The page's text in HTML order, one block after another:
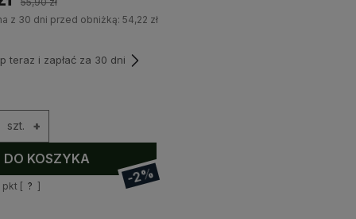
z 30 dni przed obniżką: 54,22 zł
teraz i zapłać za 30 dni
szt. +
DO KOSZYKA
-2%
pkt [ ? ]